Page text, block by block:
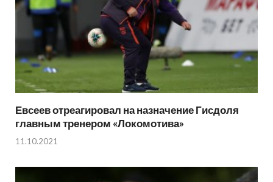
Евсеев отреагировал на назначение Гисдоля
главным тренером «Локомотива»
11.10.2021